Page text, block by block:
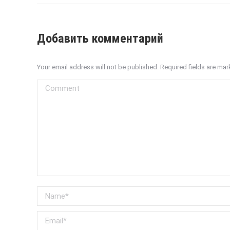
Добавить комментарий
Your email address will not be published. Required fields are
Comment
Name *
Email *